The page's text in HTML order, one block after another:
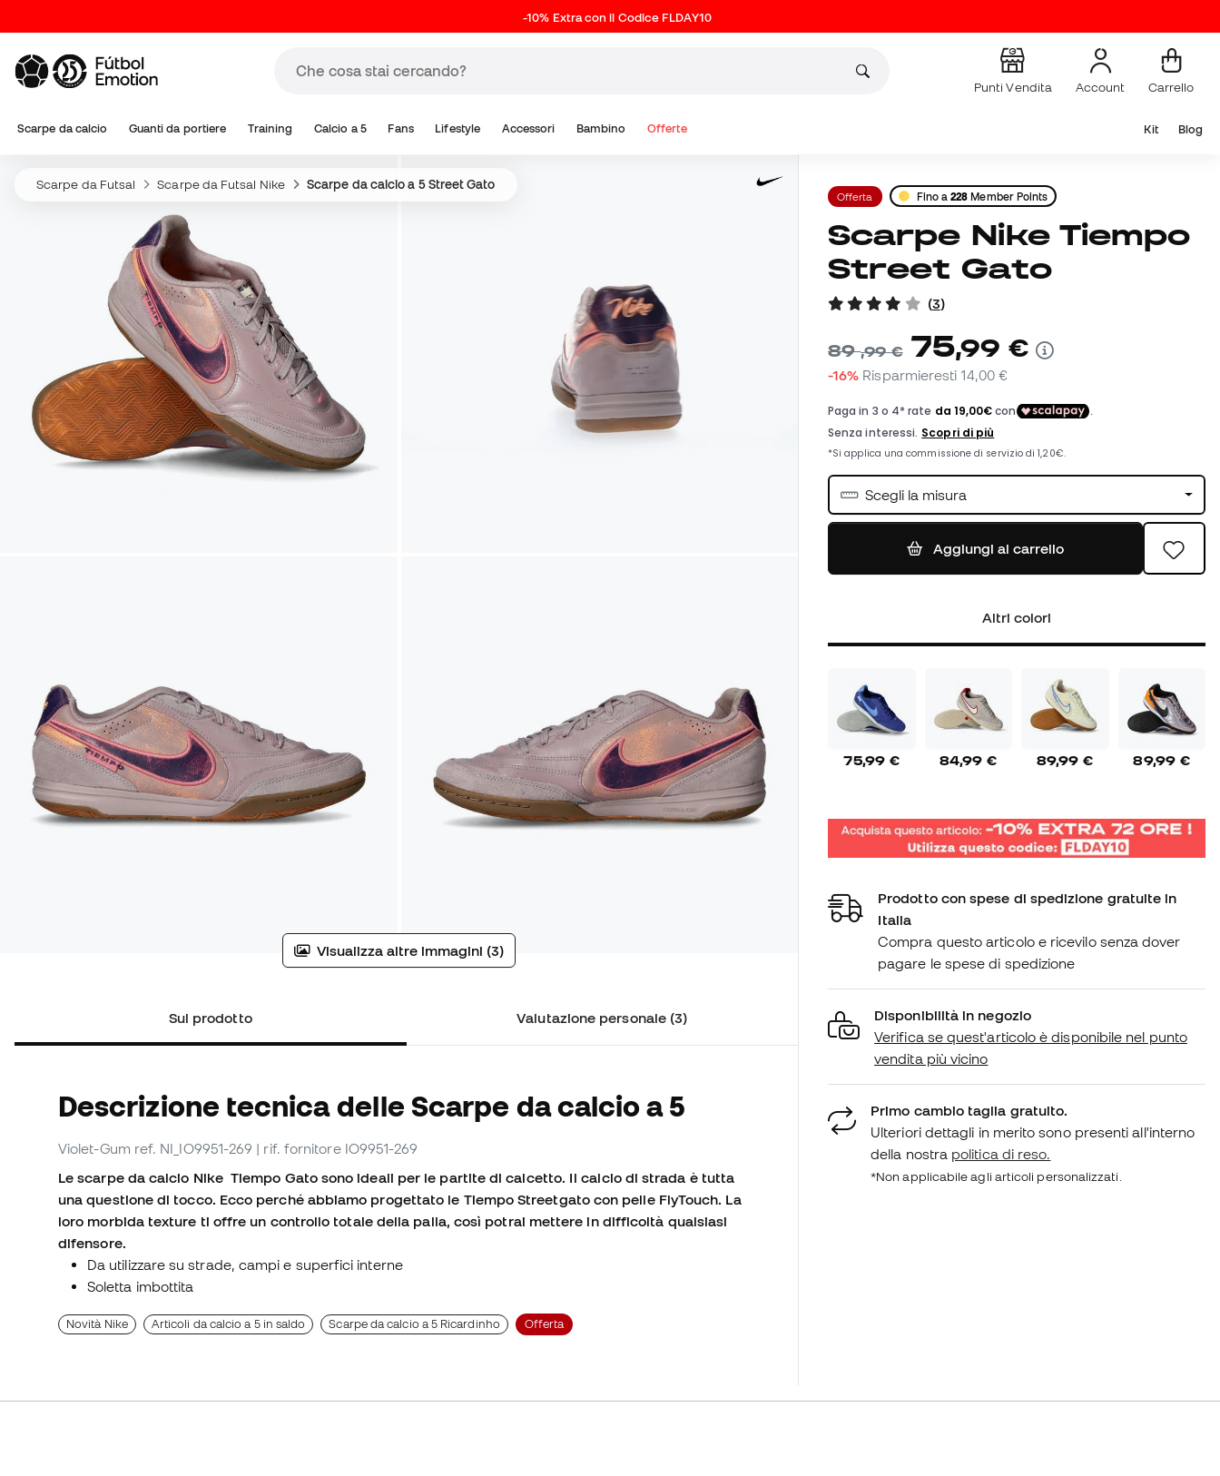
-10% Extra con il Codice FLDAY10
Punti Vendita Account Carrello
Scarpe da calcio Guanti da portiere Training Calcio a 5 Fans Lifestyle Accessori Bambino Offerte Kit Blog
Scarpe da Futsal Scarpe da Futsal Nike Scarpe da calcio a 5 Street Gato
Visualizza altre immagini (3)
Sul prodotto Valutazione personale (3)
Descrizione tecnica delle Scarpe da calcio a 5
Violet-Gum ref. NI_IO9951-269 | rif. fornitore IO9951-269
Le scarpe da calcio Nike Tiempo Gato sono ideali per le partite di calcetto. Il calcio di strada è tutta
una questione di tocco. Ecco perché abbiamo progettato le Tiempo Streetgato con pelle FlyTouch. La
loro morbida texture ti offre un controllo totale della palla, così potrai mettere in difficoltà qualsiasi
difensore.
Da utilizzare su strade, campi e superfici interne
Soletta imbottita
Novità Nike Articoli da calcio a 5 in saldo Scarpe da calcio a 5 Ricardinho Offerta
Offerta Fino a228 Member Points
Scarpe Nike Tiempo
Street Gato
(3)
89,99 € 75,99 €
-16% Risparmieresti14,00 €
Scegli la misura
Aggiungi al carrello
Altri colori
75,99 € 84,99 € 89,99 € 89,99 €
Prodotto con spese di spedizione gratuite in
Italia
Compra questo articolo e ricevilo senza dover
pagare le spese di spedizione
Disponibilità in negozio
Verifica se quest'articolo è disponibile nel punto
vendita più vicino
Primo cambio taglia gratuito.
Ulteriori dettagli in merito sono presenti all'interno
della nostra politica di reso.
*Non applicabile agli articoli personalizzati.